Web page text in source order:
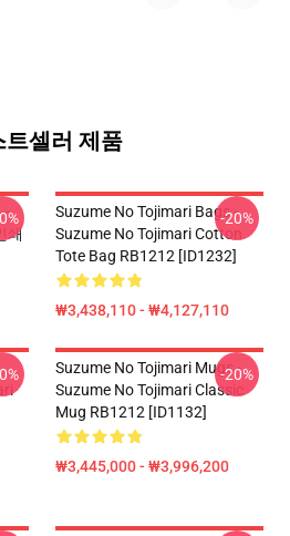
트셀러 제품
-
쇄
Suzume No Tojimari Bags -
Suzume No Tojimari Cotton
Tote Bag RB1212 [ID1232]
₩3,438,110 - ₩4,127,110
-20%
Suzume No Tojimari Mugs -
Suzume No Tojimari Classic
Mug RB1212 [ID1132]
₩3,445,000 - ₩3,996,200
-20%